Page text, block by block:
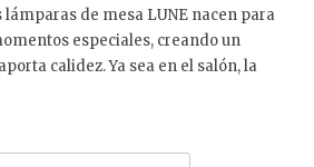
de mesa LUNE nacen para
especiales, creando un
calidez. Ya sea en el salón, la